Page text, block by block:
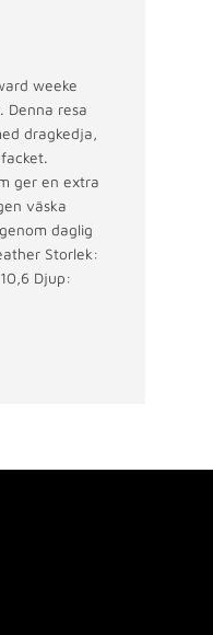
weeke
Denna resa
dragkedja,
ger en extra
väska
daglig
Storlek:
Djup: